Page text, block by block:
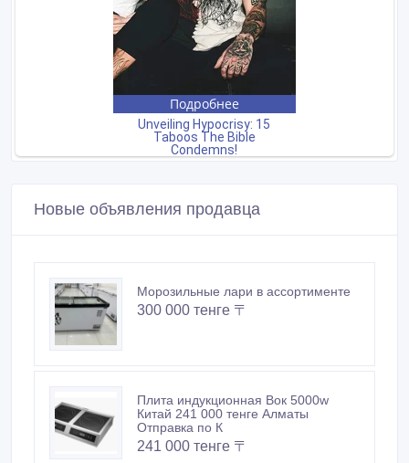
Новые объявления продавца
Морозильные лари в ассортименте
300 000 тенге 〒
Плита индукционная Вок 5000w
Китай 241 000 тенге Алматы
Отправка по К
241 000 тенге 〒